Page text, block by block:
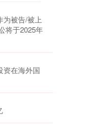
为被告/被上
将于2025年
资在海外国